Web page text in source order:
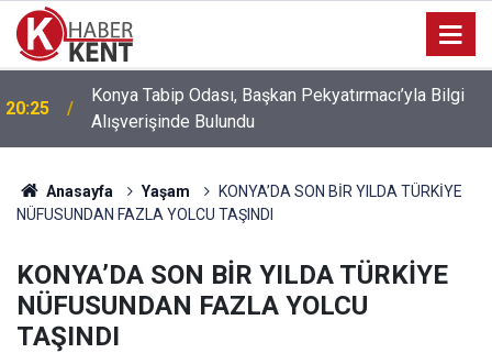
18:14
Konya’da Fuhuş Operasyonu: 6 Mağdur Kadın
Kurtarıldı, 3 Kişi Gözaltına Alındı
Anasayfa Yaşam
KONYA’DA SON BİR YILDA TÜRKİYE
NÜFUSUNDAN FAZLA YOLCU TAŞINDI
KONYA’DA SON BİR YILDA TÜRKİYE
NÜFUSUNDAN FAZLA YOLCU
TAŞINDI